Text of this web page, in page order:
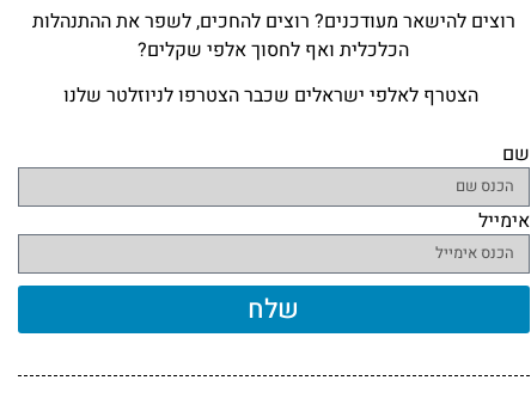
רוצים להישאר מעודכנים? רוצים להחכים, לשפר את ההתנהלות
הכלכלית ואף לחסוך אלפי שקלים?
הצטרף לאלפי ישראלים שכבר הצטרפו לניוזלטר שלנו
שם
אימייל
שלח